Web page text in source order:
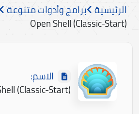
الرئيسية برامج وأدوات متنوعة
Open Shell (Classic-Start)
الاسم:
(Classic-Start)